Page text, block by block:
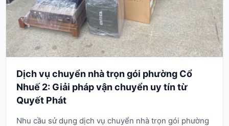
Dịch vụ chuyển nhà trọn gói phường Cổ
Nhuế 2: Giải pháp vận chuyển uy tín từ
Quyết Phát
Nhu cầu sử dụng dịch vụ chuyển nhà trọn gói phường